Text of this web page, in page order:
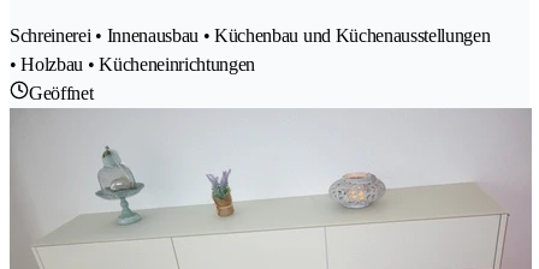
Schreinerei • Innenausbau • Küchenbau und Küchenausstellungen
• Holzbau • Kücheneinrichtungen
Geöffnet